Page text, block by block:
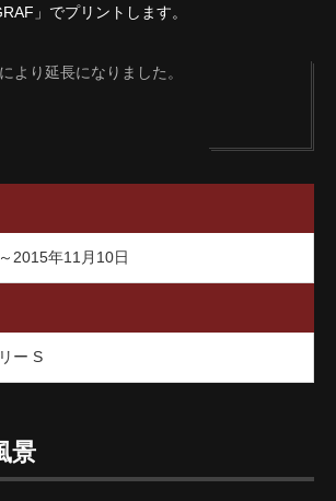
」でプリントします。
より延長になりました。
2015年11月10日
ー S
景